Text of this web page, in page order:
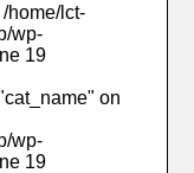
/home/lct-
wp-
19
on
wp-
19